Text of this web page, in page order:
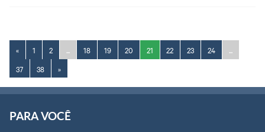
« 1 2 ... 18 19 20 21 22 23 24
...
37
38 »
PARA VOCÊ